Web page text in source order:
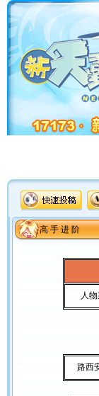
高 手 进 阶
人
路西